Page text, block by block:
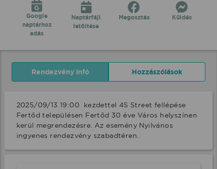
Google
naptárhoz
adás
Naptárfájl
letöltése
Megosztás Küldés
Rendezvény infó Hozzászólások
2025/09/13 19:00  kezdettel 4S Street fellépése
Fertőd településen Fertőd 30 éve Város helyszínen
kerül megrendezésre. Az esemény Nyilvános
ingyenes rendezvény szabadtéren.